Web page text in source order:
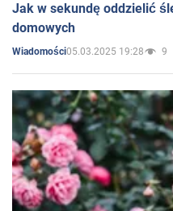
Jak w sekundę oddzielić
domowych
Wiadomości05.03.2025 19:28 9